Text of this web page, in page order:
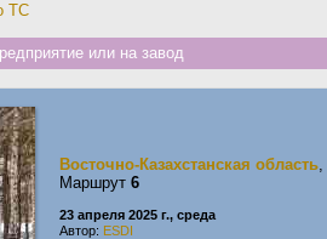
ТС
или на завод
Восточно-Казахстанская область,
Маршрут 6
23 апреля 2025 г., среда
Автор: ESDI